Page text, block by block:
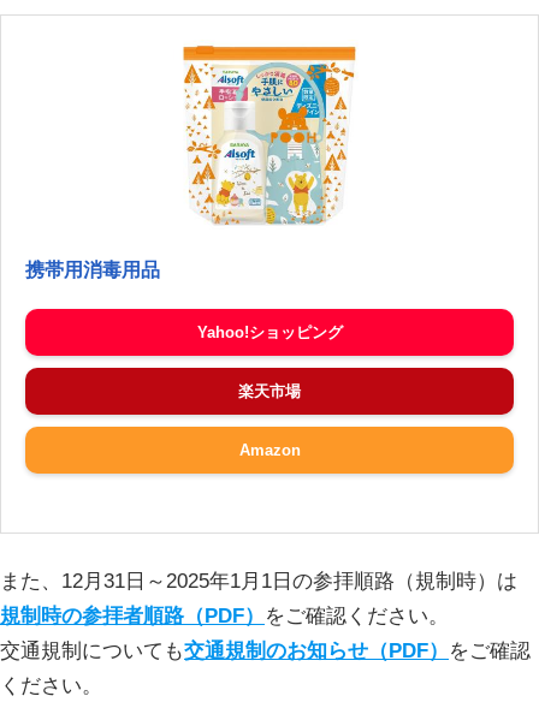
携帯用消毒用品
Yahoo!ショッピング
楽天市場
Amazon
また、12月31日～2025年1月1日の参拝順路（規制時）は
規制時の参拝者順路（PDF）
をご確認ください。
交通規制についても交通規制のお知らせ（PDF）
をご確認
ください。